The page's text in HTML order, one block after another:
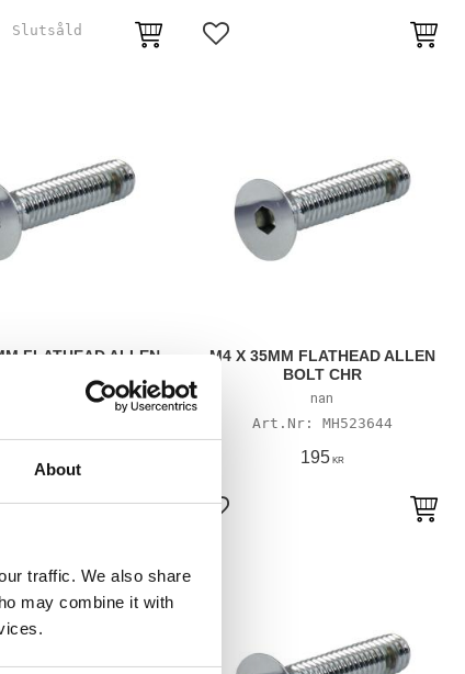
About
traffic. We also share
may combine it with
favoriter Lägg till i favoriter
FLATHEAD ALLEN
MH523664
M4 X 35MM FLATHEAD ALLEN
BOLT CHR
nan
MH523644
195KR
Lägg till i favoriter